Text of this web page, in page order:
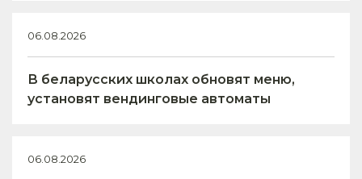
06.08.2026
В беларусских школах обновят меню,
установят вендинговые автоматы
06.08.2026